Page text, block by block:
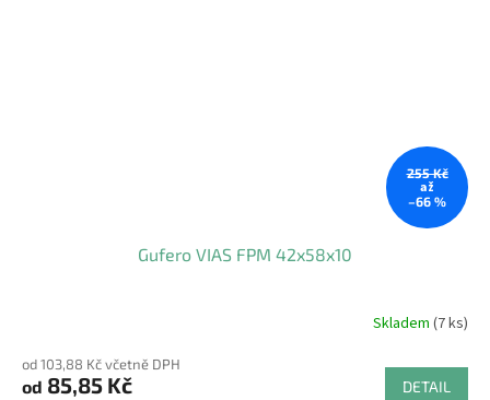
255 Kč
až
–66 %
Gufero VIAS FPM 42x58x10
Skladem (7 ks)
od 103,88 Kč včetně DPH
od 85,85 Kč DETAIL